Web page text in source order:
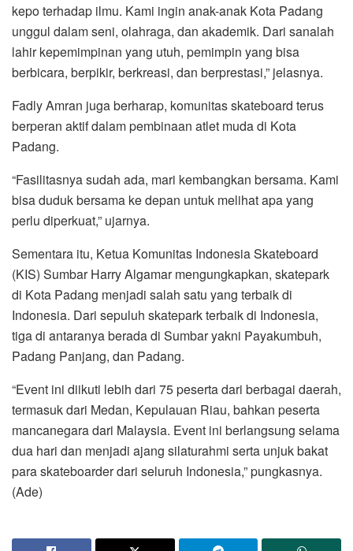
kepo terhadap ilmu. Kami ingin anak-anak Kota Padang
unggul dalam seni, olahraga, dan akademik. Dari sanalah
lahir kepemimpinan yang utuh, pemimpin yang bisa
berbicara, berpikir, berkreasi, dan berprestasi,” jelasnya.
Fadly Amran juga berharap, komunitas skateboard terus
berperan aktif dalam pembinaan atlet muda di Kota
Padang.
“Fasilitasnya sudah ada, mari kembangkan bersama. Kami
bisa duduk bersama ke depan untuk melihat apa yang
perlu diperkuat,” ujarnya.
Sementara itu, Ketua Komunitas Indonesia Skateboard
(KIS) Sumbar Harry Algamar mengungkapkan, skatepark
di Kota Padang menjadi salah satu yang terbaik di
Indonesia. Dari sepuluh skatepark terbaik di Indonesia,
tiga di antaranya berada di Sumbar yakni Payakumbuh,
Padang Panjang, dan Padang.
“Event ini diikuti lebih dari 75 peserta dari berbagai daerah,
termasuk dari Medan, Kepulauan Riau, bahkan peserta
mancanegara dari Malaysia. Event ini berlangsung selama
dua hari dan menjadi ajang silaturahmi serta unjuk bakat
para skateboarder dari seluruh Indonesia,” pungkasnya.
(Ade)